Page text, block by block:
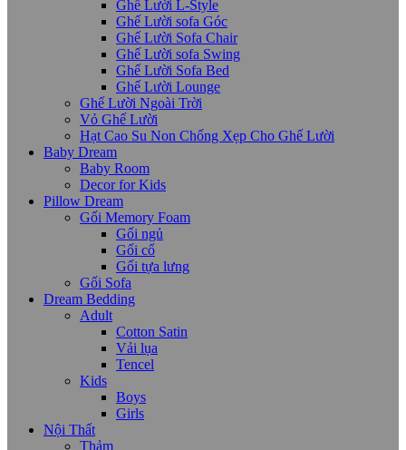
Ghế Lười L-Style
Ghế Lười sofa Góc
Ghế Lười Sofa Chair
Ghế Lười sofa Swing
Ghế Lười Sofa Bed
Ghế Lười Lounge
Ghế Lười Ngoài Trời
Vỏ Ghế Lười
Hạt Cao Su Non Chống Xẹp Cho Ghế Lười
Baby Dream
Baby Room
Decor for Kids
Pillow Dream
Gối Memory Foam
Gối ngủ
Gối cổ
Gối tựa lưng
Gối Sofa
Dream Bedding
Adult
Cotton Satin
Vải lụa
Tencel
Kids
Boys
Girls
Nội Thất
Thảm